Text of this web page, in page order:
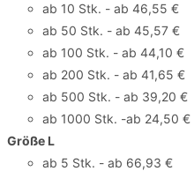
ab 10 Stk. - ab 46,55 €
ab 50 Stk. - ab 45,57 €
ab 100 Stk. - ab 44,10 €
ab 200 Stk. - ab 41,65 €
ab 500 Stk. - ab 39,20 €
ab 1000 Stk. -ab 24,50 €
Größe L
ab 5 Stk. - ab 66,93 €